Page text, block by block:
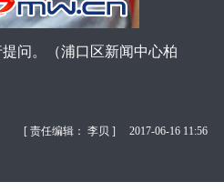
问。（浦口区新闻中心柏
[ 责任编辑： 李贝 ] 2017-06-16 11:56